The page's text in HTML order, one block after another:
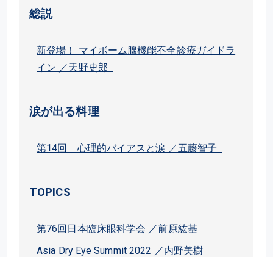
総説
新登場！ マイボーム腺機能不全診療ガイドラ
イン ／天野史郎
涙が出る料理
第14回 心理的バイアスと涙 ／五藤智子
TOPICS
第76回日本臨床眼科学会 ／前原紘基
Asia Dry Eye Summit 2022 ／内野美樹